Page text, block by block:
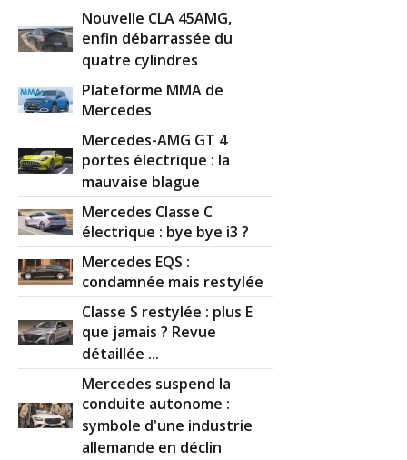
Nouvelle CLA 45AMG,
enfin débarrassée du
quatre cylindres
Plateforme MMA de
Mercedes
Mercedes-AMG GT 4
portes électrique : la
mauvaise blague
Mercedes Classe C
électrique : bye bye i3 ?
Mercedes EQS :
condamnée mais restylée
Classe S restylée : plus E
que jamais ? Revue
détaillée ...
Mercedes suspend la
conduite autonome :
symbole d'une industrie
allemande en déclin